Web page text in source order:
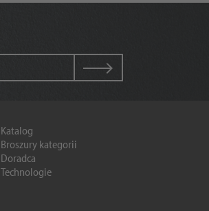
Katalog
Broszury kategorii
Doradca
Technologie